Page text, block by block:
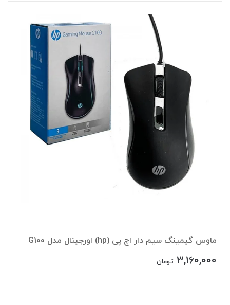
ماوس گیمینگ سیم دار اچ پی (hp) اورجینال مدل G100
3,160,000 تومان